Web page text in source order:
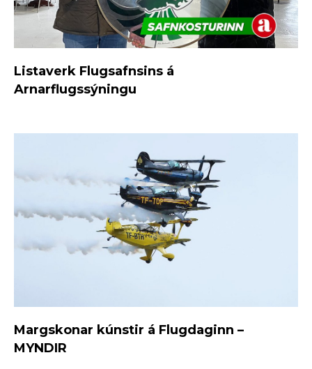
Listaverk Flugsafnsins á
Arnarflugssýningu
Margskonar kúnstir á Flugdaginn –
MYNDIR